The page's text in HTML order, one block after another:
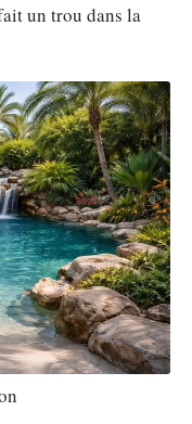
un trou dans la